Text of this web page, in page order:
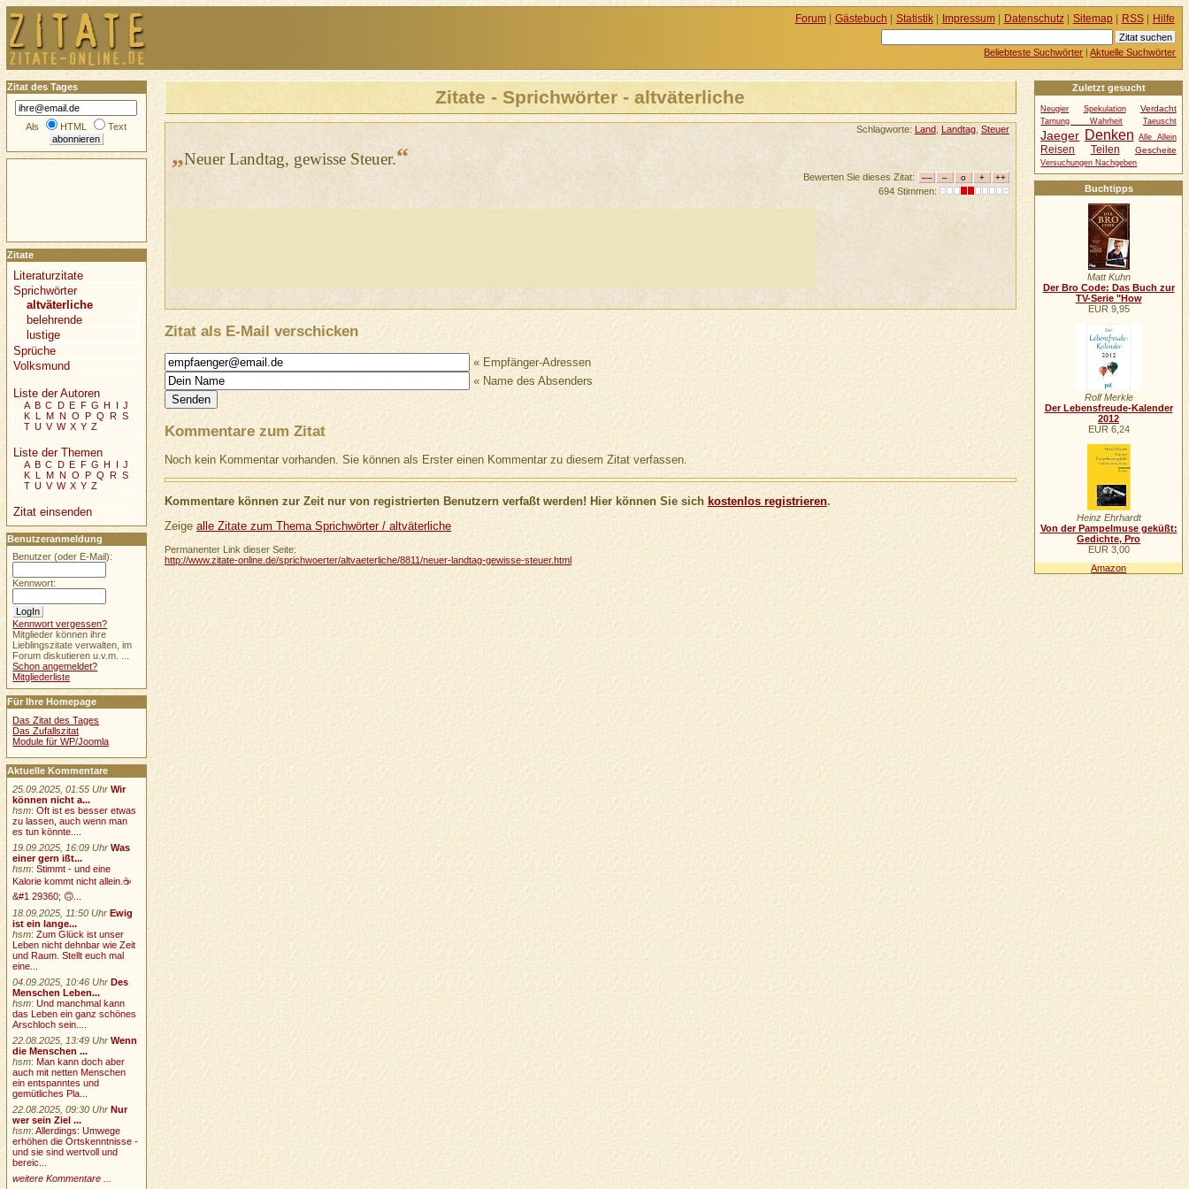
Zitate - Sprichwörter - altväterliche
Schlagworte: Land Landtag, Steuer
„Neuer Landtag, gewisse Steuer.“
Bewerten Sie dieses Zitat:
694 Stimmen:
Zitat als E-Mail verschicken
« Empfänger-Adressen
« Name des Absenders
Kommentare zum Zitat
Noch kein Kommentar vorhanden. Sie können als Erster einen Kommentar zu diesem Zitat verfassen.
Kommentare können zur Zeit nur von registrierten Benutzern verfaßt werden! Hier können Sie sichkostenlos registrieren.
Zeigealle Zitate zum Thema Sprichwörter / altväterliche
Permanenter Link dieser Seite:
http://www.zitate-online.de/sprichwoerter/altvaeterliche/8811/neuer-landtag-gewisse-steuer.html
Zuletzt gesucht
Neugier Spekulation Verdacht
Tarnung Wahrheit Taeuscht
Jaeger Denken Alle Allein
Reisen Teilen Gescheite
Versuchungen Nachgeben
Buchtipps
Matt Kuhn
Der Bro Code: Das Buch zur
TV-Serie "How
EUR 9,95
Rolf Merkle
Der Lebensfreude-Kalender
2012
EUR 6,24
Heinz Ehrhardt
Von der Pampelmuse geküßt:
Gedichte, Pro
EUR 3,00
Amazon
Zitat des Tages
Als HTML Text
Zitate
Literaturzitate
Sprichwörter
altväterliche
belehrende
lustige
Sprüche
Volksmund
Liste der Autoren
A B C D E F G H I J
K L M N O P Q R S
T U V W X Y Z
Liste der Themen
A B C D E F G H I J
K L M N O P Q R S
T U V W X Y Z
Zitat einsenden
Benutzeranmeldung
Benutzer (oder E-Mail):
Kennwort:
Kennwort vergessen?
Mitglieder können ihre
Lieblingszitate verwalten, im
Forum diskutieren u.v.m. ...
Schon angemeldet?
Mitgliederliste
Für Ihre Homepage
Das Zitat des Tages
Das Zufallszitat
Module für WP/Joomla
Aktuelle Kommentare
25.09.2025, 01:55 Uhr Wir
können nicht a...
hsm:Oft ist es besser etwas
zu lassen, auch wenn man
es tun könnte....
19.09.2025, 16:09 Uhr Was
einer gern ißt...
hsm:Stimmt - und eine
Kalorie kommt nicht allein.☕
&#1 29360; 🙃...
18.09.2025, 11:50 Uhr Ewig
ist ein lange...
hsm:Zum Glück ist unser
Leben nicht dehnbar wie Zeit
und Raum. Stellt euch mal
eine...
04.09.2025, 10:46 Uhr Des
Menschen Leben...
hsm:Und manchmal kann
das Leben ein ganz schönes
Arschloch sein....
22.08.2025, 13:49 Uhr Wenn
die Menschen ...
hsm:Man kann doch aber
auch mit netten Menschen
ein entspanntes und
gemütliches Pla...
22.08.2025, 09:30 Uhr Nur
wer sein Ziel ...
hsm:Allerdings: Umwege
erhöhen die Ortskenntnisse -
und sie sind wertvoll und
bereic...
weitere Kommentare ...
Forum| Gästebuch | Statistik| Impressum| Datenschutz| Sitemap| RSS| Hilfe
Beliebteste Suchwörter |Aktuelle Suchwörter